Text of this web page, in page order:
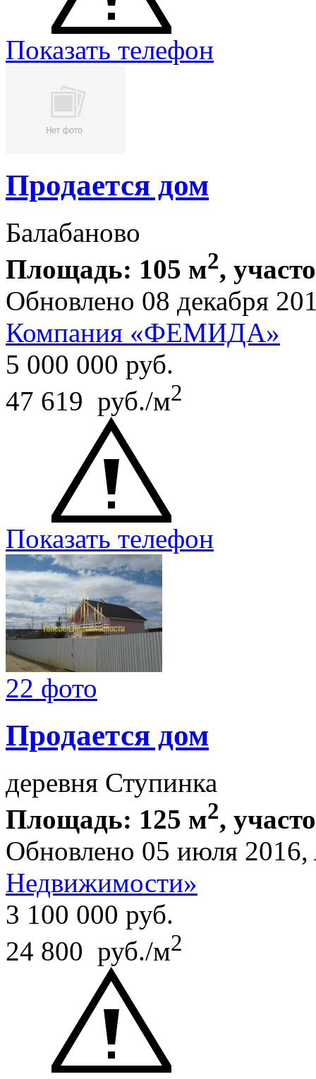
Показать телефон
Продается дом
Балабаново
Площадь: 105 м2,
Обновлено 08 декабря
Компания «ФЕМИДА»
5 000 000 руб.
47 619 руб./м2
Показать телефон
22 фото
Продается дом
деревня Ступинка
Площадь: 125 м2,
Обновлено 05 июля 2016,
Недвижимости»
3 100 000 руб.
24 800 руб./м2